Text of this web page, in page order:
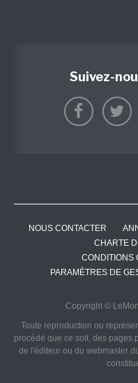
Suivez-
NOUS CONTACTER
CHARTE
CONDITIONS
PARAMÈTRES DE
Copyright ©
Toute reproduction ou
procédé que ce soit, des pages
de l'éditeur ou du webmaster